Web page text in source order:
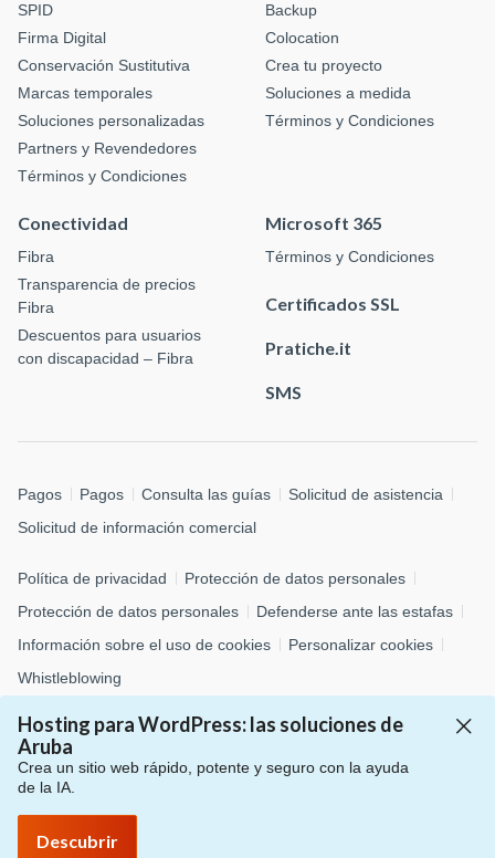
Hosting para WordPress: las soluciones de
Aruba
Crea un sitio web rápido, potente y seguro con la ayuda
de la IA.
Descubrir
SPID
Firma Digital
Conservación Sustitutiva
Marcas temporales
Soluciones personalizadas
Partners y Revendedores
Términos y Condiciones
Backup
Colocation
Crea tu proyecto
Soluciones a medida
Términos y Condiciones
Conectividad
Fibra
Transparencia de precios
Fibra
Descuentos para usuarios
con discapacidad – Fibra
Microsoft 365
Términos y Condiciones
Certificados SSL
Pratiche.it
SMS
Pagos Pagos Consulta las guías
Solicitud de asistencia
Solicitud de información comercial
Política de privacidad
Protección de datos personales
Protección de datos personales
Defenderse ante las estafas
Información sobre el uso de cookies
Personalizar cookies
Whistleblowing
© 2026 Aruba S.p.A. - via San Clemente, 53 - 24036 Ponte San
Pietro (BG)
P.IVA 01573850516 - C.F. 04552920482 - C.S. € 4.000.000,00 i.v.